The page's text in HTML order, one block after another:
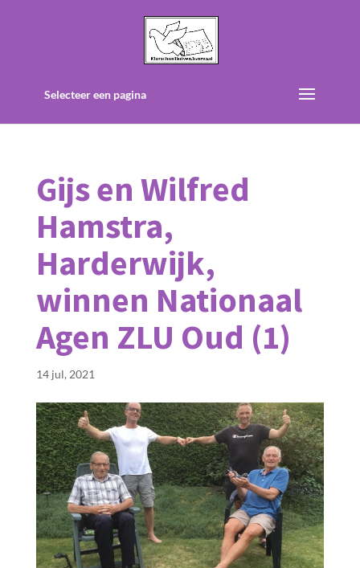
Selecteer een pagina
Gijs en Wilfred
Hamstra,
Harderwijk,
winnen Nationaal
Agen ZLU Oud (1)
14 jul, 2021